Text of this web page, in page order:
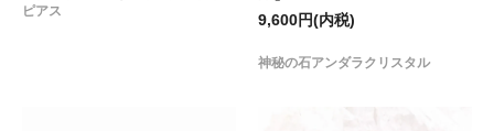
ピアス
9,600円(内税)
神秘の石アンダラクリスタル